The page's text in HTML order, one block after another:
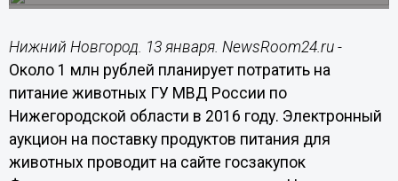
Нижний Новгород. 13 января. NewsRoom24.ru -
Около 1 млн рублей планирует потратить на
питание животных ГУ МВД России по
Нижегородской области в 2016 году. Электронный
аукцион на поставку продуктов питания для
животных проводит на сайте госзакупок